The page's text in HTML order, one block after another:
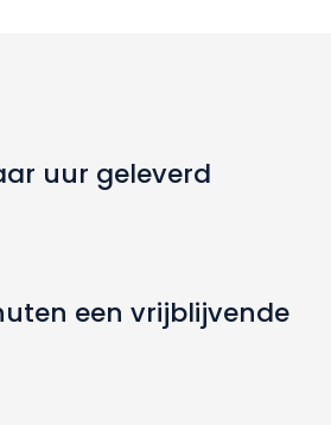
uur geleverd
een vrijblijvende